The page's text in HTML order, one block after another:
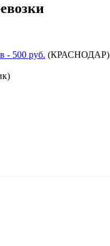
- 500 руб. (КРАСНОДАР)
)